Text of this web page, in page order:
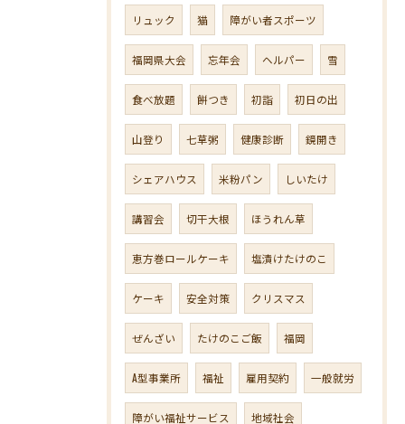
リュック 猫 障がい者スポーツ
福岡県大会 忘年会 ヘルパー 雪
食べ放題 餅つき 初詣 初日の出
山登り 七草粥 健康診断 鏡開き
シェアハウス 米粉パン しいたけ
講習会 切干大根 ほうれん草
恵方巻ロールケーキ 塩漬けたけのこ
ケーキ 安全対策 クリスマス
ぜんざい たけのこご飯 福岡
A型事業所 福祉 雇用契約 一般就労
障がい福祉サービス 地域社会